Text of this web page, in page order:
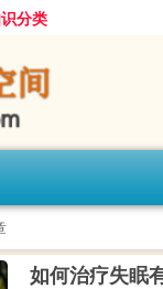
分类
如何治疗失眠